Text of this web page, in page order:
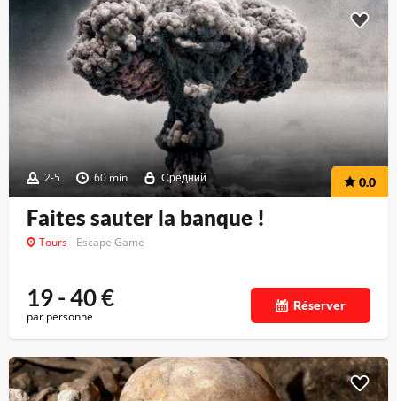
2-5 60 min Средний 0.0
Faites sauter la banque !
Tours Escape Game
19 - 40€
par personne
Réserver